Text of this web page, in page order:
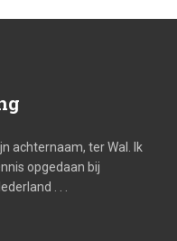
achternaam, ter Wal. Ik
opgedaan bij
. . .